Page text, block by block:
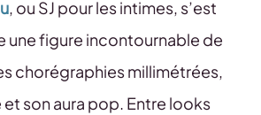
, ou SJ pour les intimes, s’est
une figure incontournable de
chorégraphies millimétrées,
son aura pop. Entre looks